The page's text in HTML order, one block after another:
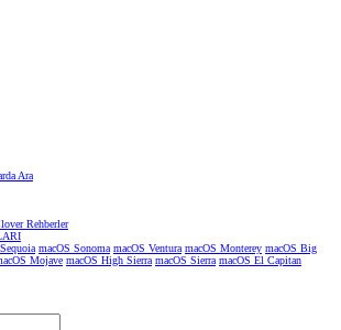
Ara
Rehberler
macOS Sonoma macOS Ventura macOS Monterey macOS Big
Mojave macOS High Sierra macOS Sierra macOS El Capitan